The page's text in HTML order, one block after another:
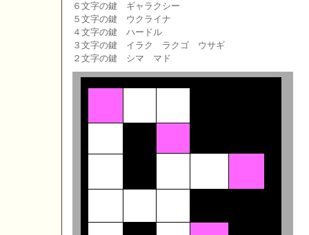
６文字の鍵 ギャラクシー
５文字の鍵 ウクライナ
４文字の鍵 ハードル
３文字の鍵 イラク ラクゴ ウサギ
２文字の鍵 シマ マド